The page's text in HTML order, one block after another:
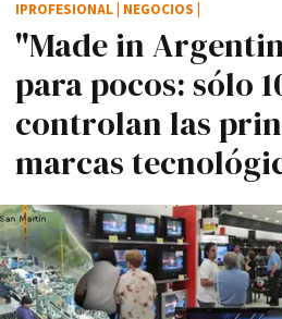
"Made in
para pocos: sólo
controlan las
marcas
IPROFESIONAL NEGOCIOS